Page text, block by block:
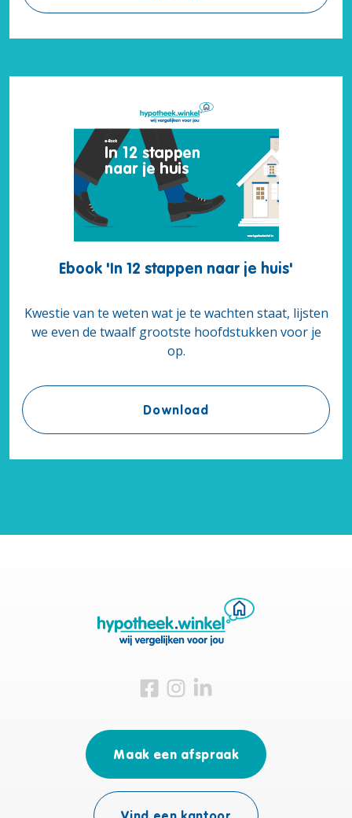
Ebook 'In 12 stappen naar je huis'
Kwestie van te weten wat je te wachten staat, lijsten
we even de twaalf grootste hoofdstukken voor je
op.
DownloadEbook 'In 12 stappen
Bezoek ons op Facebook
Bezoek ons op Instagram
Bezoek ons op Linkedin
Maak een afspraak